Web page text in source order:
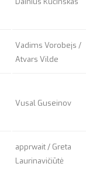
Vadims Vorobejs /
Atvars Vilde
Vusal Guseinov
apprwait/ Greta
Laurinavičiūtė